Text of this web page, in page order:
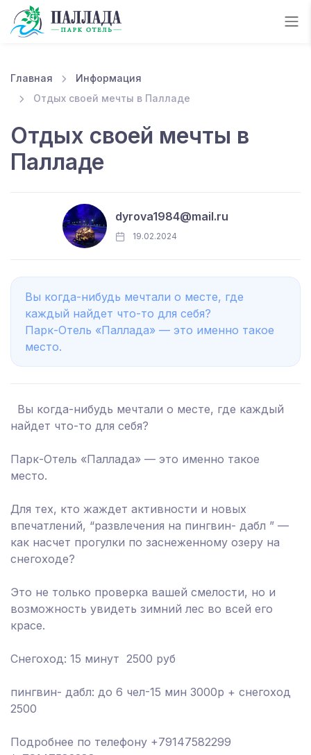
Главная
Информация
Отдых своей мечты в Палладе
Отдых своей мечты в
Палладе
dyrova1984@mail.ru
19.02.2024
Вы когда-нибудь мечтали о месте, где
каждый найдет что-то для себя?
Парк-Отель «Паллада» — это именно такое
место.
Вы когда-нибудь мечтали о месте, где каждый
найдет что-то для себя?
Парк-Отель «Паллада» — это именно такое
место.
Для тех, кто жаждет активности и новых
впечатлений, “развлечения на пингвин- дабл ” —
как насчет прогулки по заснеженному озеру на
снегоходе?
Это не только проверка вашей смелости, но и
возможность увидеть зимний лес во всей его
красе.
Снегоход: 15 минут 2500 руб
пингвин- дабл: до 6 чел-15 мин 3000р + снегоход
2500
Подробнее по телефону +79147582299